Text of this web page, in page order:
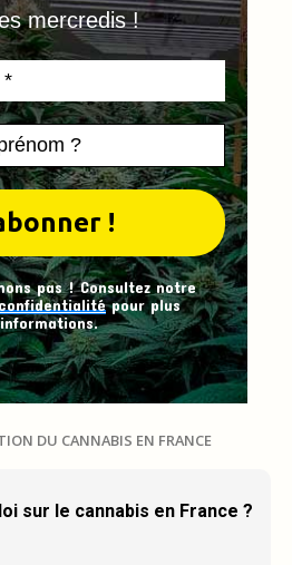
mercredis !
pas ! Consultez notre
pour plus
DU CANNABIS EN FRANCE
sur le cannabis en France ?